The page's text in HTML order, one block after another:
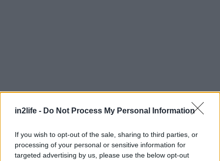
in2life - Do Not Process My Personal Information
If you wish to opt-out of the sale, sharing to third parties, or
processing of your personal or sensitive information for
targeted advertising by us, please use the below opt-out
Αναζήτηση